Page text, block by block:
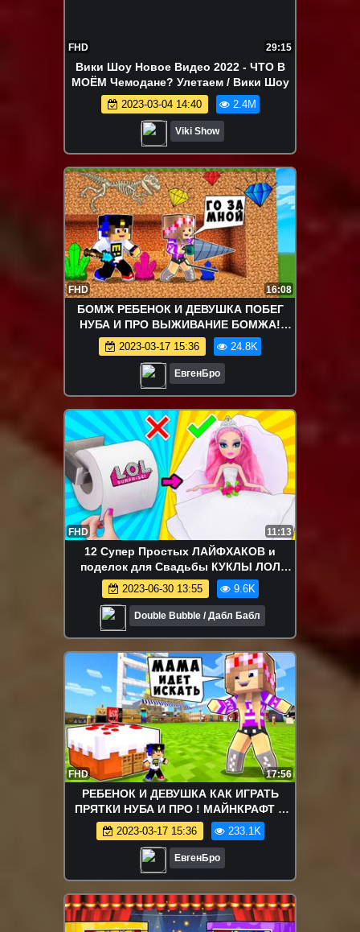
FHD 29:15
Вики Шоу Новое Видео 2022 - ЧТО В
МОЁМ Чемодане? Улетаем / Вики Шоу
2023-03-04 14:40 2.4M
Viki Show
FHD 16:08
БОМЖ РЕБЕНОК И ДЕВУШКА ПОБЕГ
НУБА И ПРО ВЫЖИВАНИЕ БОМЖА!
МАЙНКРАФТ В РЕАЛЬНОЙ ЖИЗНИ
ВИДЕО ТРОЛЛИНГ
2023-03-17 15:36 24.8K
ЕвгенБро
FHD 11:13
12 Супер Простых ЛАЙФХАКОВ и
поделок для Свадьбы КУКЛЫ ЛОЛ
Сюрприз! Мультик LOL Surprise toy
HACKS
2023-06-30 13:55 9.6K
Double Bubble / Дабл Бабл
FHD 17:56
РЕБЕНОК И ДЕВУШКА КАК ИГРАТЬ
ПРЯТКИ НУБА И ПРО ! МАЙНКРАФТ В
РЕАЛЬНОЙ ЖИЗНИ ВИДЕО ТРОЛЛИНГ
MINECRAFT
2023-03-17 15:36 233.1K
ЕвгенБро